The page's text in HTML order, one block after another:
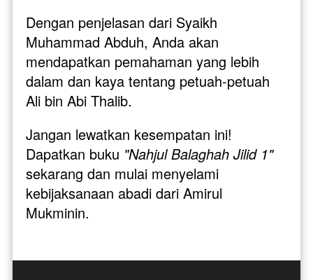
Dengan penjelasan dari Syaikh
Muhammad Abduh, Anda akan
mendapatkan pemahaman yang lebih
dalam dan kaya tentang petuah-petuah
Ali bin Abi Thalib.
Jangan lewatkan kesempatan ini!
Dapatkan buku "Nahjul Balaghah Jilid 1"
sekarang dan mulai menyelami
kebijaksanaan abadi dari Amirul
Mukminin.